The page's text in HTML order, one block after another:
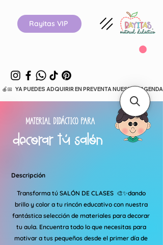
Rayitas VIP
🍎📅   YA PUEDES ADQUIRIR EN PREVENTA NUESTRA
MATERIAL DIDÁCTICO PARA
decorar tú salón
Descripción
Transforma tú SALÓN DE CLASES 🎨✨dando
brillo y color a tu rincón educativo con nuestra
fantástica selección de materiales para decorar
tu aula. Encuentra todo lo que necesitas para
motivar a tus pequeños desde el primer día de